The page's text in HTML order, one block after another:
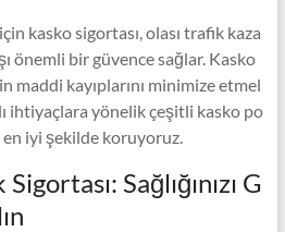
kasko sigortası, olası trafik kaza
önemli bir güvence sağlar. Kasko
maddi kayıplarını minimize etmel
ihtiyaçlara yönelik çeşitli kasko po
en iyi şekilde koruyoruz.
Sağlığınızı G